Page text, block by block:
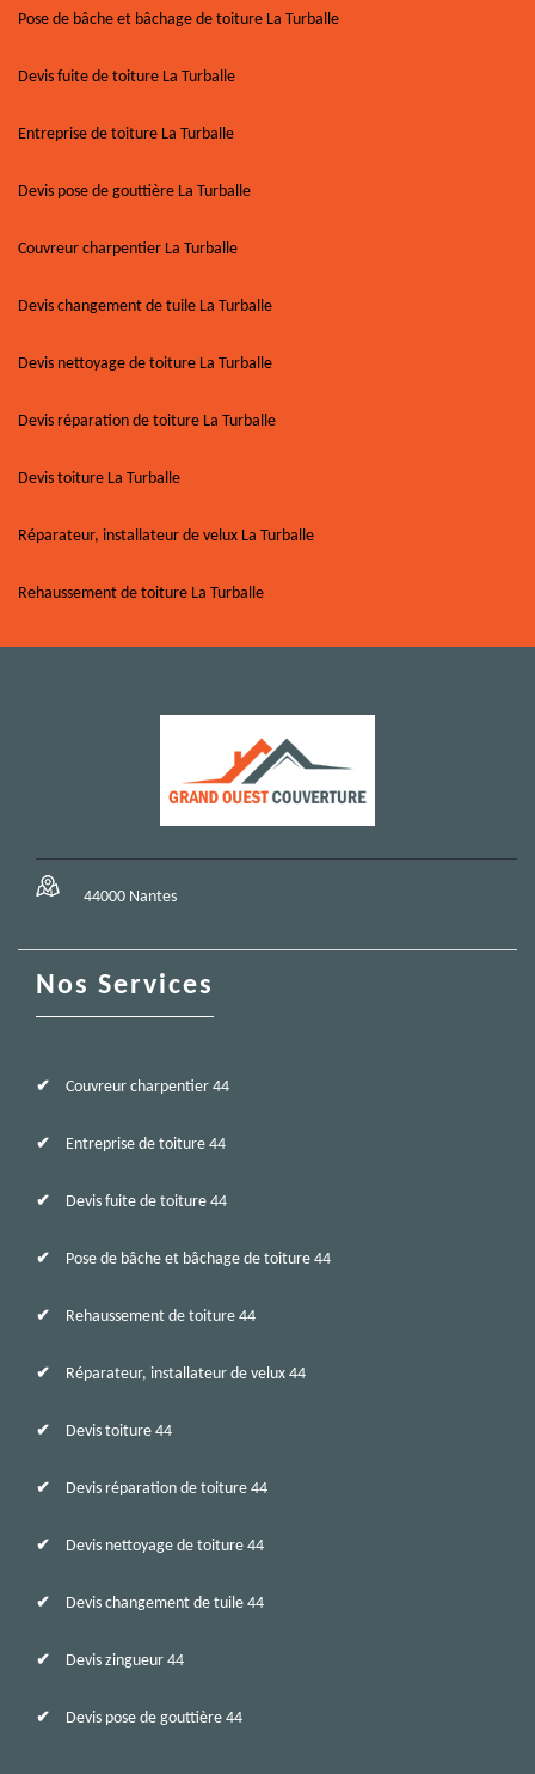
Pose de bâche et bâchage de toiture La Turballe
Devis fuite de toiture La Turballe
Entreprise de toiture La Turballe
Devis pose de gouttière La Turballe
Couvreur charpentier La Turballe
Devis changement de tuile La Turballe
Devis nettoyage de toiture La Turballe
Devis réparation de toiture La Turballe
Devis toiture La Turballe
Réparateur, installateur de velux La Turballe
Rehaussement de toiture La Turballe
44000 Nantes
Nos Services
Couvreur charpentier 44
Entreprise de toiture 44
Devis fuite de toiture 44
Pose de bâche et bâchage de toiture 44
Rehaussement de toiture 44
Réparateur, installateur de velux 44
Devis toiture 44
Devis réparation de toiture 44
Devis nettoyage de toiture 44
Devis changement de tuile 44
Devis zingueur 44
Devis pose de gouttière 44